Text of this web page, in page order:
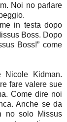
Noi no parlare
in testa dopo
Boss. Dopo
Boss!” come
Nicole Kidman.
fare valere sue
Come dire noi
Anche se da
no solo Missus